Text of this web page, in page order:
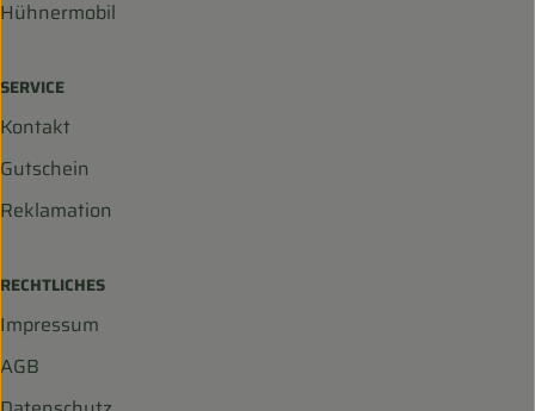
Hühnermobil
SERVICE
Kontakt
Gutschein
Reklamation
RECHTLICHES
Impressum
AGB